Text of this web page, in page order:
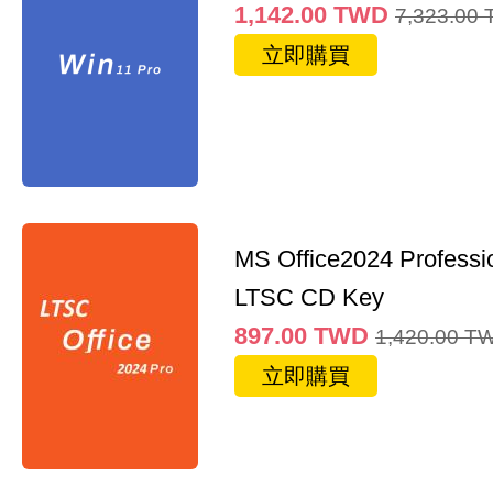
1,142.00 TWD 7,323.00
立即購買
MS Office2024
LTSC CD Key
897.00 TWD 1,420.00
立即購買